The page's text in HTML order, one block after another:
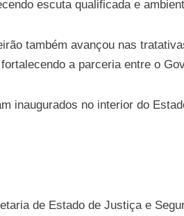
escuta qualificada e
também avançou nas
a parceria entre o
inaugurados no interior do
de Estado de Justiça e